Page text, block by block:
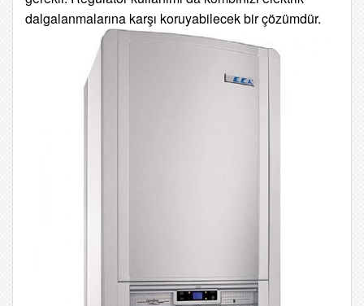
dalgalanmalarına karşı koruyabilecek bir çözümdür.